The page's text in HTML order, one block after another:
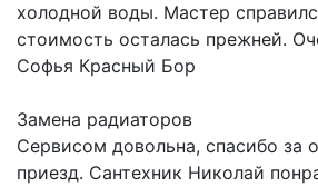
холодной воды. Мастер
стоимость осталась прежней.
Софья Красный Бор
Замена радиаторов
Сервисом довольна, спасибо за
приезд. Сантехник Николай